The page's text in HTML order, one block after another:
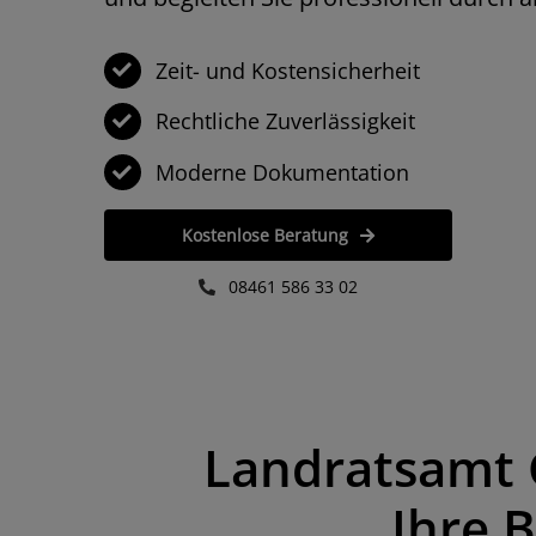
Zeit- und Kosten­sicherheit
Rechtliche Zuverlässigkeit
Moderne Dokumentation
Kostenlose Beratung
08461 586 33 02
Landratsamt